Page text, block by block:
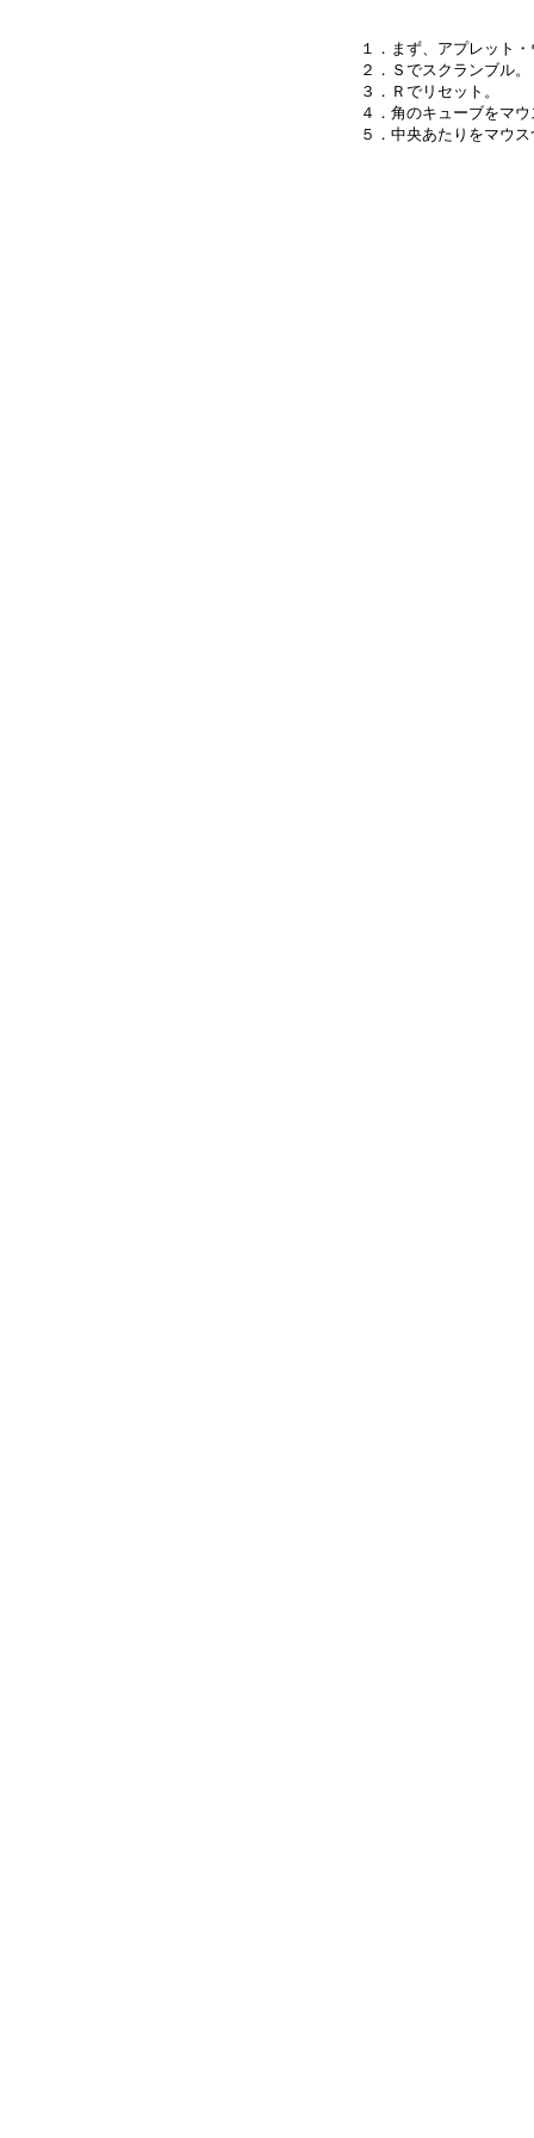
１．まず、アプレット
２．Ｓでスクランブル。
３．Ｒでリセット。
４．角のキューブをマ